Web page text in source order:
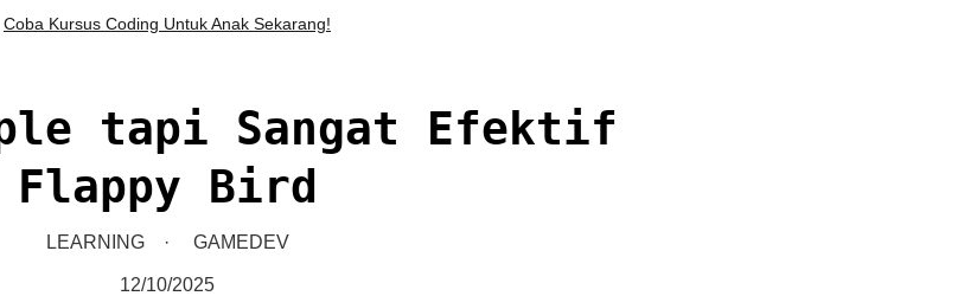
Coba Kursus Coding Untuk Anak Sekarang!
tapi Sangat Efektif
Flappy Bird
LEARNING GAMEDEV
12/10/2025